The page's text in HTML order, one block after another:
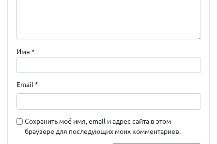
Имя *
Email*
Сохранить моё имя, email и адрес сайта в этом
браузере для последующих моих комментариев.